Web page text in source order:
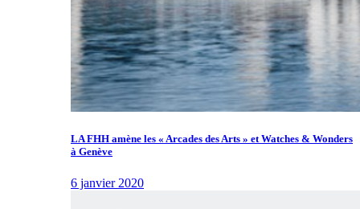
LA FHH amène les « Arcades des Arts » et Watches & Wonders
à Genève
6 janvier 2020